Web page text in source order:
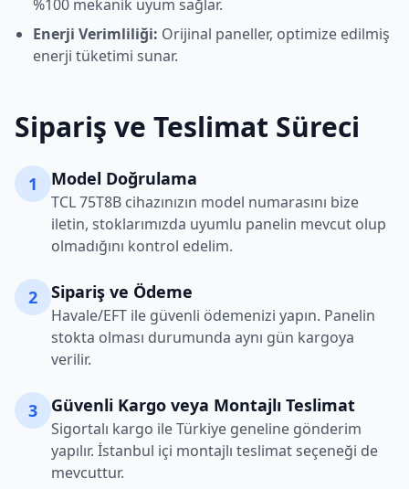
%100 mekanik uyum sağlar.
Enerji Verimliliği: Orijinal paneller, optimize edilmiş
enerji tüketimi sunar.
Sipariş ve Teslimat Süreci
1 Model Doğrulama
TCL75T8B cihazınızın model numarasını bize
iletin, stoklarımızda uyumlu panelin mevcut olup
olmadığını kontrol edelim.
2 Sipariş ve Ödeme
Havale/EFT ile güvenli ödemenizi yapın. Panelin
stokta olması durumunda aynı gün kargoya
verilir.
3 Güvenli Kargo veya Montajlı Teslimat
Sigortalı kargo ile Türkiye geneline gönderim
yapılır. İstanbul içi montajlı teslimat seçeneği de
mevcuttur.